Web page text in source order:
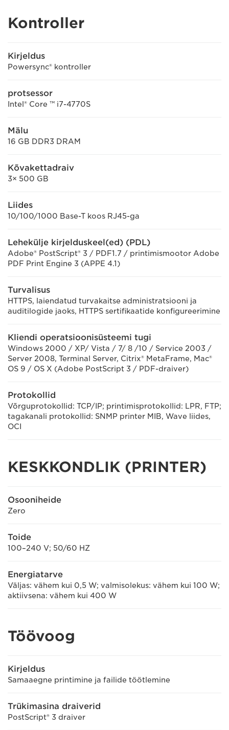
Kontroller
Kirjeldus
Powersync® kontroller
protsessor
Intel® Core ™ i7-4770S
Mälu
16 GB DDR3 DRAM
Kõvakettadraiv
3× 500 GB
Liides
10/100/1000 Base-T koos RJ45-ga
Lehekülje kirjelduskeel(ed) (PDL)
Adobe® PostScript® 3 / PDF1.7 / printimismootor Adobe
PDF Print Engine 3 (APPE 4.1)
Turvalisus
HTTPS, laiendatud turvakaitse administratsiooni ja
auditilogide jaoks, HTTPS sertifikaatide konfigureerimine
Kliendi operatsioonisüsteemi tugi
Windows 2000 / XP/ Vista / 7/ 8 /10 / Service 2003 /
Server 2008, Terminal Server, Citrix® MetaFrame, Mac®
OS 9 / OS X (Adobe PostScript 3 / PDF-draiver)
Protokollid
Võrguprotokollid: TCP/IP; printimisprotokollid: LPR, FTP;
tagakanali protokollid: SNMP printer MIB, Wave liides,
OCI
KESKKONDLIK (PRINTER)
Osooniheide
Zero
Toide
100–240 V; 50/60 HZ
Energiatarve
Väljas: vähem kui 0,5 W; valmisolekus: vähem kui 100 W;
aktiivsena: vähem kui 400 W
Töövoog
Kirjeldus
Samaaegne printimine ja failide töötlemine
Trükimasina draiverid
PostScript® 3 draiver